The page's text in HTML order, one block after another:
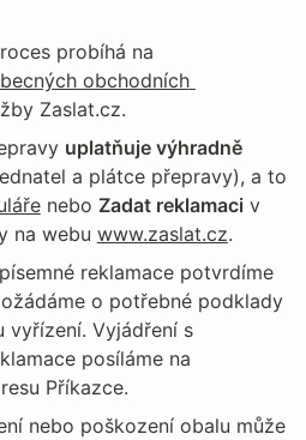
probíhá na
obchodních
Zaslat.cz.
uplatňuje výhradně
a plátce přepravy), a to
nebo Zadat reklamaci v
na webu www.zaslat.cz.
reklamace potvrdíme
o potřebné podklady
vyřízení. Vyjádření s
posíláme na
Příkazce.
nebo poškození obalu může